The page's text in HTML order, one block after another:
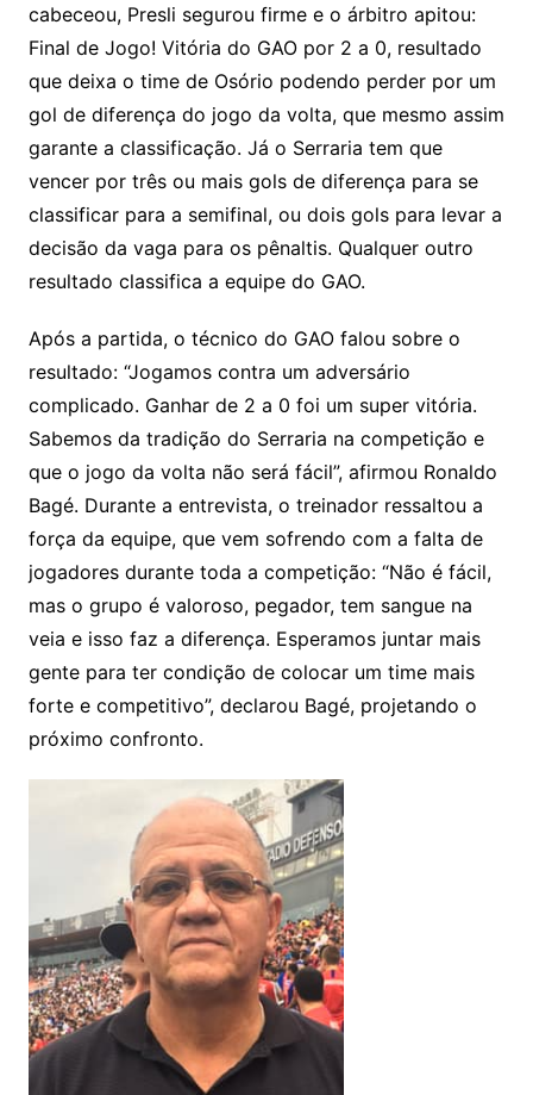
cabeceou, Presli segurou firme e o árbitro apitou:
Final de Jogo! Vitória do GAO por 2 a 0, resultado
que deixa o time de Osório podendo perder por um
gol de diferença do jogo da volta, que mesmo assim
garante a classificação. Já o Serraria tem que
vencer por três ou mais gols de diferença para se
classificar para a semifinal, ou dois gols para levar a
decisão da vaga para os pênaltis. Qualquer outro
resultado classifica a equipe do GAO.
Após a partida, o técnico do GAO falou sobre o
resultado: “Jogamos contra um adversário
complicado. Ganhar de 2 a 0 foi um super vitória.
Sabemos da tradição do Serraria na competição e
que o jogo da volta não será fácil”, afirmou Ronaldo
Bagé. Durante a entrevista, o treinador ressaltou a
força da equipe, que vem sofrendo com a falta de
jogadores durante toda a competição: “Não é fácil,
mas o grupo é valoroso, pegador, tem sangue na
veia e isso faz a diferença. Esperamos juntar mais
gente para ter condição de colocar um time mais
forte e competitivo”, declarou Bagé, projetando o
próximo confronto.